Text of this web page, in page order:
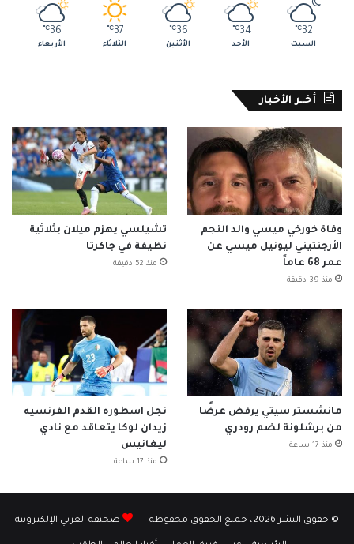
32
℃
السبت
34
℃
الأحد
36
℃
الأثنين
37
℃
الثلاثاء
36
℃
الأربعاء
أخــر الأخبار
وفاة خورخي ميسي والد النجم
الأرجنتيني ليونيل ميسي عن
عمر 68 عاماً
منذ 39 دقيقة
تشيلسي يهزم ميلان بثلاثية
نظيفة في جاكرتا
منذ 52 دقيقة
مانشستر سيتي يرفض عرضًا
من برشلونة لضم رودري
منذ 17 ساعة
نجل اسطوره القدم الفرنسيه
زيدان لوكا يتعاقد مع نادي
ليغانيس
منذ 17 ساعة
© حقوق النشر 2026، جميع الحقوق محفوظة | صحيفة العربي الإلكترونية